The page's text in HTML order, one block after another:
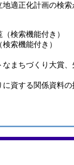
地適正化計画の検
検索機能付き）
索機能付き）
なまちづくり大賞
に資する関係資料の